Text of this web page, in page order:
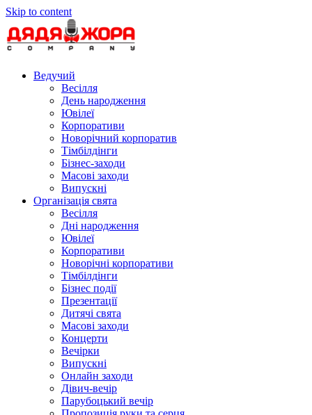
Skip to content
Ведучий
Весілля
День народження
Ювілеї
Корпоративи
Новорічний корпоратив
Тімбілдінги
Бізнес-заходи
Масові заходи
Випускні
Організація свята
Весілля
Дні народження
Ювілеї
Корпоративи
Новорічні корпоративи
Тімбілдінги
Бізнес події
Презентації
Дитячі свята
Масові заходи
Концерти
Вечірки
Випускні
Онлайн заходи
Дівич-вечір
Парубоцький вечір